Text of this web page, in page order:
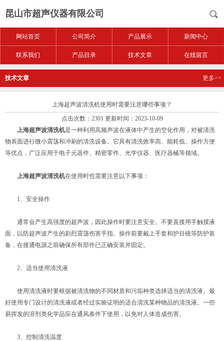
昆山市超声仪器有限公司
网站首页 公司简介 产品展示 新闻中心
联系我们 产品目录 技术文章 在线留言
技术文章 更多>>
上海超声波清洗机使用时需要注意哪些事项？
点击次数：2301 更新时间：2023-10-09
上海超声波清洗机是一种利用高频声波在液体中产生的空化作用，对被清洗
物表面进行微小震荡和冲刷的清洗设备。它具有清洗效率高、能耗低、操作方便
等优点，广泛应用于电子元器件、精密零件、光学仪器、医疗器械等领域。
上海超声波清洗机在使用时也需要注意以下事项：
1、安全操作
通常会产生高强度的超声波，因此操作时要注意安全。不要直接用手触摸液
面，以防超声波产生的剧烈震荡伤害手指。操作前要戴上手套和护目镜等防护装
备，在接通电源之前确保所有部件已正确安装并固定。
2、适当使用清洗液
使用清洗液时要根据被清洗物的不同材质和污垢种类选择适当的清洗液。最
好使用专门设计的清洗液或者经过实验证明的适合清洗某种物品的清洗液。一些
易挥发的溶剂类化学品应在通风条件下使用，以免对人体造成伤害。
3、控制清洗温度